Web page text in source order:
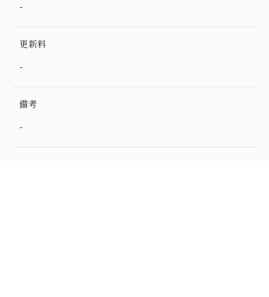
-
更新料
-
備考
-